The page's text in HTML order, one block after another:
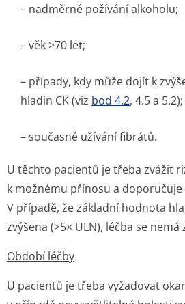
– nadměrné požívání alkoholu;
– věk >70 let;
– případy, kdy může dojít k
hladin CK (viz bod 4.2, 4.5 a 5.2);
– současné užívání fibrátů.
U těchto pacientů je třeba zvážit
k možnému přínosu a doporučuje
V případě, že základní hodnota
zvýšena (>5× ULN), léčba se nemá
Období léčby
U pacientů je třeba vyžadovat